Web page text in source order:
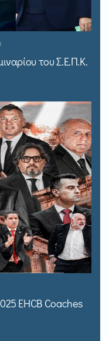
του Σ.Ε.Π.Κ.
EHCB Coaches